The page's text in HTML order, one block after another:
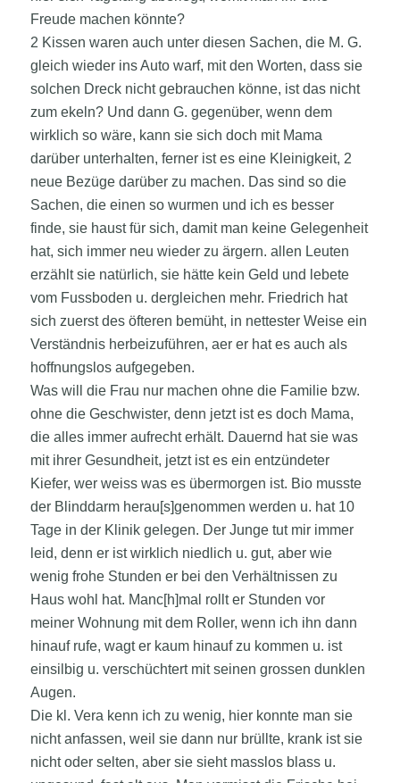
Freude machen könnte?
2 Kissen waren auch unter diesen Sachen, die M. G.
gleich wieder ins Auto warf, mit den Worten, dass sie
solchen Dreck nicht gebrauchen könne, ist das nicht
zum ekeln? Und dann G. gegenüber, wenn dem
wirklich so wäre, kann sie sich doch mit Mama
darüber unterhalten, ferner ist es eine Kleinigkeit, 2
neue Bezüge darüber zu machen. Das sind so die
Sachen, die einen so wurmen und ich es besser
finde, sie haust für sich, damit man keine Gelegenheit
hat, sich immer neu wieder zu ärgern. allen Leuten
erzählt sie natürlich, sie hätte kein Geld und lebete
vom Fussboden u. dergleichen mehr. Friedrich hat
sich zuerst des öfteren bemüht, in nettester Weise ein
Verständnis herbeizuführen, aer er hat es auch als
hoffnungslos aufgegeben.
Was will die Frau nur machen ohne die Familie bzw.
ohne die Geschwister, denn jetzt ist es doch Mama,
die alles immer aufrecht erhält. Dauernd hat sie was
mit ihrer Gesundheit, jetzt ist es ein entzündeter
Kiefer, wer weiss was es übermorgen ist. Bio musste
der Blinddarm herau[s]genommen werden u. hat 10
Tage in der Klinik gelegen. Der Junge tut mir immer
leid, denn er ist wirklich niedlich u. gut, aber wie
wenig frohe Stunden er bei den Verhältnissen zu
Haus wohl hat. Manc[h]mal rollt er Stunden vor
meiner Wohnung mit dem Roller, wenn ich ihn dann
hinauf rufe, wagt er kaum hinauf zu kommen u. ist
einsilbig u. verschüchtert mit seinen grossen dunklen
Augen.
Die kl. Vera kenn ich zu wenig, hier konnte man sie
nicht anfassen, weil sie dann nur brüllte, krank ist sie
nicht oder selten, aber sie sieht masslos blass u.